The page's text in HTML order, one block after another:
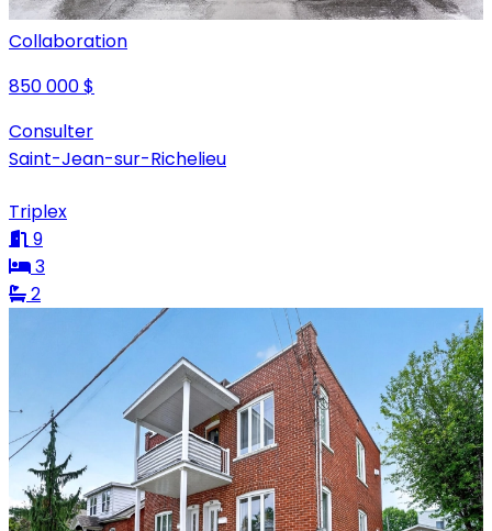
Collaboration
850 000 $
Consulter
Saint-Jean-sur-Richelieu
Triplex
9
3
2